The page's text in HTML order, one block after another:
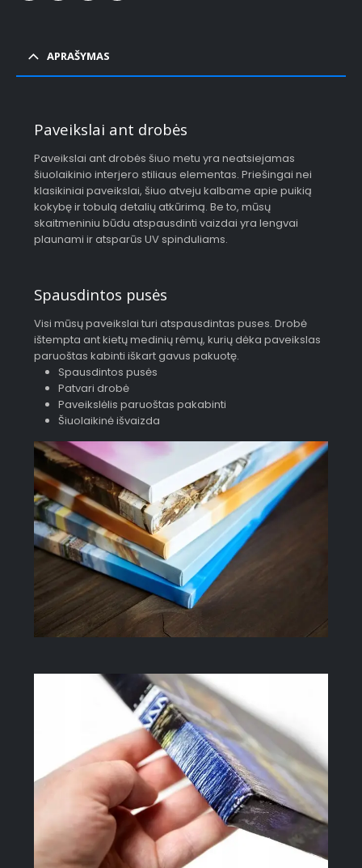
APRAŠYMAS
Paveikslai ant drobės
Paveikslai ant drobės šiuo metu yra neatsiejamas
šiuolaikinio interjero stiliaus elementas. Priešingai nei
klasikiniai paveikslai, šiuo atveju kalbame apie puikią
kokybę ir tobulą detalių atkūrimą. Be to, mūsų
skaitmeniniu būdu atspausdinti vaizdai yra lengvai
plaunami ir atsparūs UV spinduliams.
Spausdintos pusės
Visi mūsų paveikslai turi atspausdintas puses. Drobė
ištempta ant kietų medinių rėmų, kurių dėka paveikslas
paruoštas kabinti iškart gavus pakuotę.
Spausdintos pusės
Patvari drobė
Paveikslėlis paruoštas pakabinti
Šiuolaikinė išvaizda